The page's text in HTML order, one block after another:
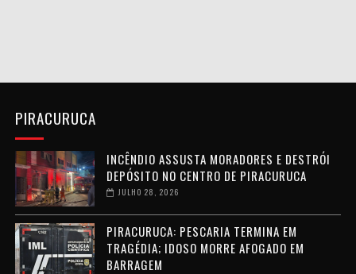
PIRACURUCA
INCÊNDIO ASSUSTA MORADORES E DESTRÓI
DEPÓSITO NO CENTRO DE PIRACURUCA
JULHO 28, 2026
PIRACURUCA: PESCARIA TERMINA EM
TRAGÉDIA; IDOSO MORRE AFOGADO EM
BARRAGEM